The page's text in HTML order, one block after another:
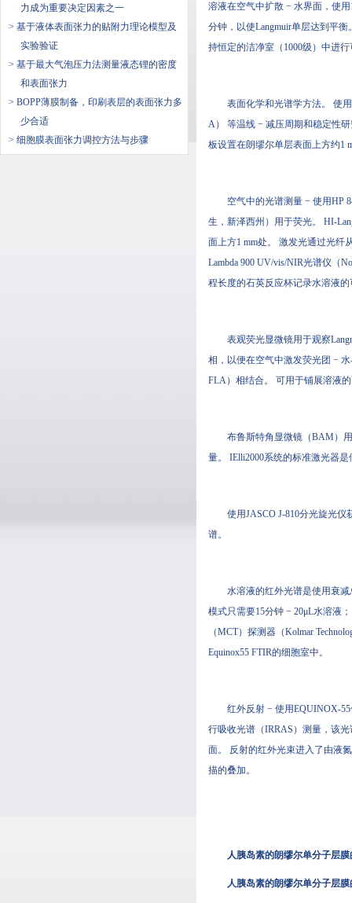
力成为重要决定因素之一
> ​基于液体表面张力的贴附力理论模型及
实验验证
> 基于最大气泡压力法测量液态锂的密度
和表面张力
> BOPP薄膜制备，印刷表层的表面张力多
少合适
> 细胞膜表面张力调控方法与步骤
溶液在空气中扩散 − 水界面，使
分钟，以使Langmuir单层达到平
持恒定的洁净室（1000级）中进行可
表面化学和光谱学方法。
A） 等温线 − 减压周期和稳定性研
板设置在朗缪尔单层表面上方约1 mm
空气中的光谱测量 − 使用HP
生，新泽西州）用于荧光。
面上方1 mm处。 激发光通过光
Lambda 900 UV/vis/NIR光谱仪（
程长度的石英反应杯记录水溶液的
表观荧光显微镜用于观察
相，以便在空气中激发荧光团
FLA）相结合。 可用于铺展溶液
布鲁斯特角显微镜（BAM）用
量。 IElli2000系统的标准激光器是
使用JASCO J-810分光旋光仪获
谱。
水溶液的红外光谱是使用衰减总
模式只需要15分钟 − 20μL水溶液
（MCT）探测器（Kolmar
Equinox55 FTIR的细胞室中。
红外反射 − 使用EQUINOX-
行吸收光谱（IRRAS）测量，
面。 反射的红外光束进入了由液
描的叠加。
人胰岛素的朗缪尔单分子层膜
人胰岛素的朗缪尔单分子层